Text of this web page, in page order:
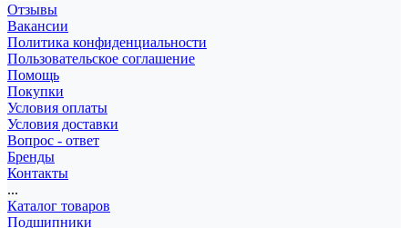
Отзывы
Вакансии
Политика конфиденциальности
Пользовательское соглашение
Помощь
Покупки
Условия оплаты
Условия доставки
Вопрос - ответ
Бренды
Контакты
...
Каталог товаров
Подшипники